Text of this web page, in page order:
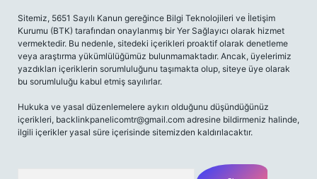
Sitemiz, 5651 Sayılı Kanun gereğince Bilgi Teknolojileri ve İletişim
Kurumu (BTK) tarafından onaylanmış bir Yer Sağlayıcı olarak hizmet
vermektedir. Bu nedenle, sitedeki içerikleri proaktif olarak denetleme
veya araştırma yükümlülüğümüz bulunmamaktadır. Ancak, üyelerimiz
yazdıkları içeriklerin sorumluluğunu taşımakta olup, siteye üye olarak
bu sorumluluğu kabul etmiş sayılırlar.
Hukuka ve yasal düzenlemelere aykırı olduğunu düşündüğünüz
içerikleri, backlinkpanelicomtr@gmail.com adresine bildirmeniz halinde,
ilgili içerikler yasal süre içerisinde sitemizden kaldırılacaktır.